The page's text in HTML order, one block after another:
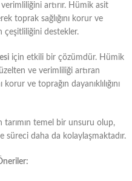
artırır. Hümik asit
toprak sağlığını korur ve
çeşitliliğini destekler.
için etkili bir çözümdür. Hümik
ve verimliliği artıran
ve toprağın dayanıklılığını
tarımın temel bir unsuru olup,
süreci daha da kolaylaşmaktadır.